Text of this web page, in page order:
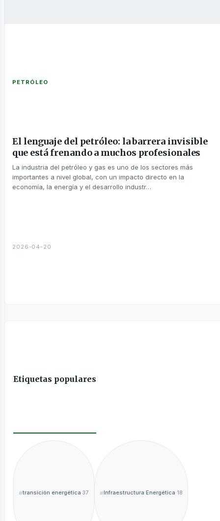
PETRÓLEO
El lenguaje del petróleo: la barrera invisible
que está frenando a muchos profesionales
La industria del petróleo y gas es uno de los sectores más
importantes a nivel global, con un impacto directo en la
economía, la energía y el desarrollo industr…
2026-04-20
Etiquetas populares
transición energética 37 Infraestructura Energética 18